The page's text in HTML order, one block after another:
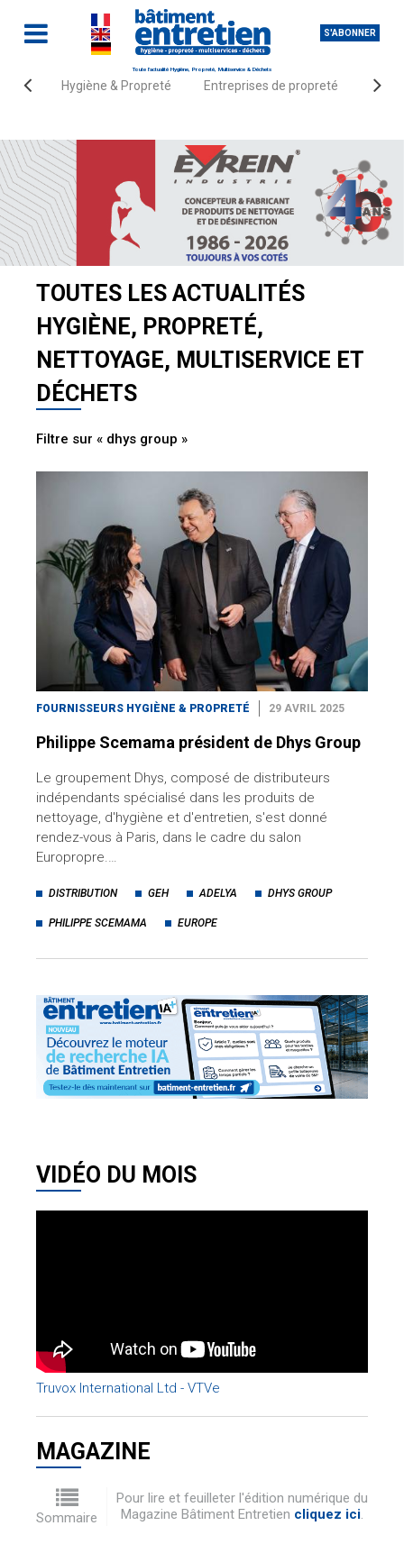
S'ABONNER
Toute l'actualité Hygiène, Propreté, Multiservice & Déchets
Hygiène & Propreté Entreprises de propreté
Accueil Actualités
TOUTES LES ACTUALITÉS
HYGIÈNE, PROPRETÉ,
NETTOYAGE, MULTISERVICE ET
DÉCHETS
Filtre sur « dhys group »
FOURNISSEURS HYGIÈNE & PROPRETÉ 29 AVRIL 2025
Philippe Scemama président de Dhys Group
Le groupement Dhys, composé de distributeurs
indépendants spécialisé dans les produits de
nettoyage, d'hygiène et d'entretien, s'est donné
rendez-vous à Paris, dans le cadre du salon
Europropre.…
DISTRIBUTION GEH ADELYA DHYS GROUP
PHILIPPE SCEMAMA EUROPE
VIDÉO DU MOIS
Truvox International Ltd - VTVe
MAGAZINE
Sommaire
Pour lire et feuilleter l'édition numérique du
Magazine Bâtiment Entretien cliquez ici.